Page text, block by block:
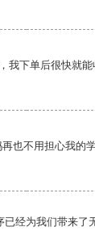
我下单后很快就能
也不用担心我的
经为我们带来了